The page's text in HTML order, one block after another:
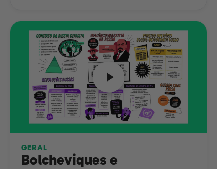
GERAL
Bolcheviques e